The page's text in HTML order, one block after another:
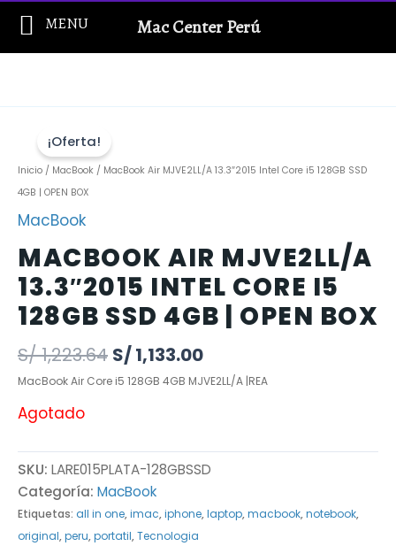
contenido
¡Oferta!
Inicio / MacBook / MacBook Air MJVE2LL/A 13.3″2015 Intel Core i5 128GB SSD
4GB | OPEN BOX
MacBook
MACBOOK AIR MJVE2LL/A
13.3″2015 INTEL CORE I5
128GB SSD 4GB | OPEN BOX
S/1,223.64 S/1,133.00
MacBook Air Core i5 128GB 4GB MJVE2LL/A |REA
Agotado
SKU: LARE015PLATA-128GBSSD
Categoría: MacBook
Etiquetas: all in one,imac,iphone,laptop,macbook,notebook,
original,peru,portatil,Tecnologia
MENU Mac Center Perú